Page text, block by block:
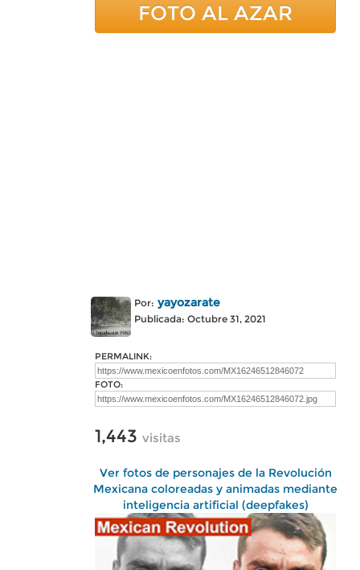
FOTO AL AZAR
Por: yayozarate
Publicada: Octubre 31, 2021
PERMALINK:
FOTO:
1,443 visitas
Ver fotos de personajes de la Revolución
Mexicana coloreadas y animadas mediante
inteligencia artificial (deepfakes)